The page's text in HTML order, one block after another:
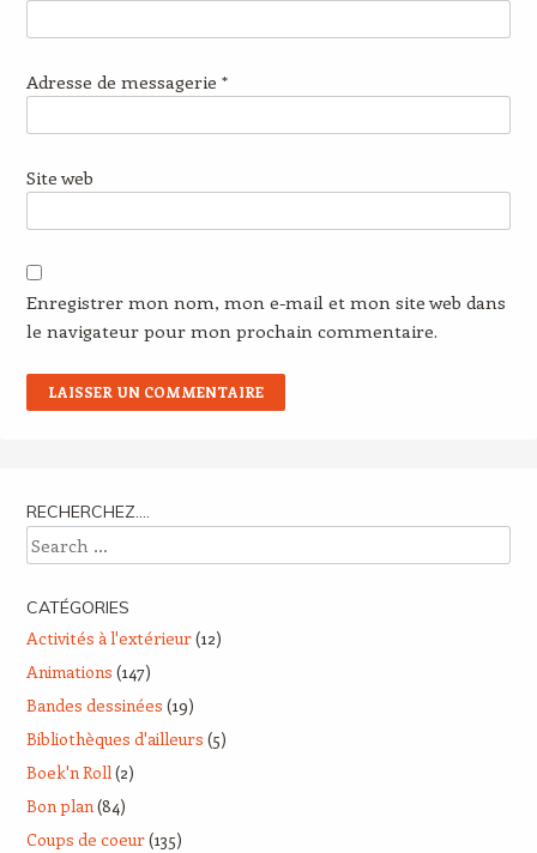
Adresse de messagerie *
Site web
Enregistrer mon nom, mon e-mail et mon site web dans
le navigateur pour mon prochain commentaire.
RECHERCHEZ….
Search
CATÉGORIES
Activités à l'extérieur(12)
Animations (147)
Bandes dessinées (19)
Bibliothèques d'ailleurs (5)
Boek'n Roll(2)
Bon plan(84)
Coups de coeur(135)